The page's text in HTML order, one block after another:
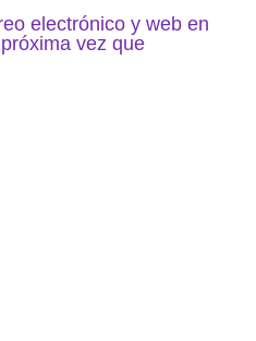
electrónico y web en
vez que